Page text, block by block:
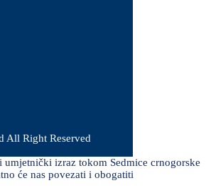
All Right Reserved
izraz tokom Sedmice crnogorske
će nas povezati i obogatiti